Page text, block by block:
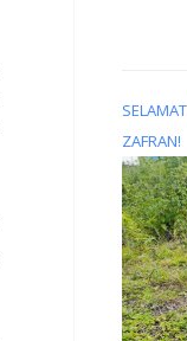
ZAFRAN!